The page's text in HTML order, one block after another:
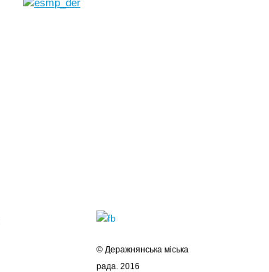
© Деражнянська міська
рада. 2016